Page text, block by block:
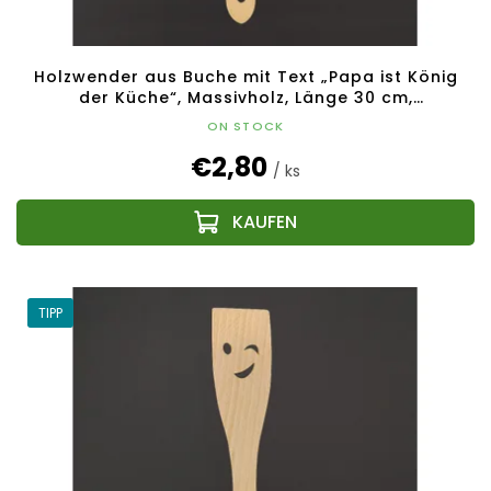
Holzwender aus Buche mit Text „Papa ist König
der Küche“, Massivholz, Länge 30 cm,
tschechisches Produkt
ON STOCK
€2,80 / ks
TIPP